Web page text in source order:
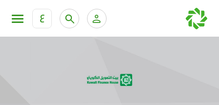
ع
KFH Online Corporate Banking Services